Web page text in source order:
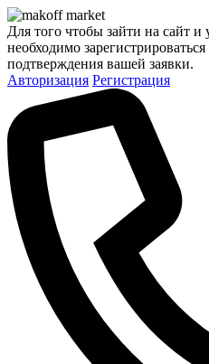
Для того чтобы зайти на сайт
необходимо
подтверждения вашей заявки.
Авторизация Регистрация